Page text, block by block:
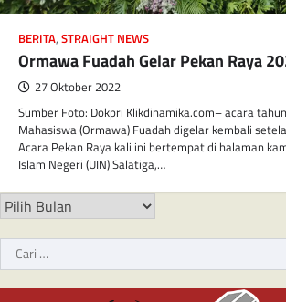
BERITA, STRAIGHT NEWS
Ormawa Fuadah Gelar Pekan Raya
27 Oktober 2022
Sumber Foto: Dokpri Klikdinamika.com– acara
Mahasiswa (Ormawa) Fuadah digelar kembali
Acara Pekan Raya kali ini bertempat di halaman
Islam Negeri (UIN) Salatiga,…